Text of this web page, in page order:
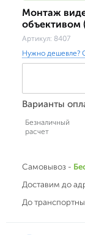
Монтаж
объективом
Артикул: 8407
Нужно дешевле?
Варианты
Безналичный
расчет
Самовывоз -
Доставим до
До